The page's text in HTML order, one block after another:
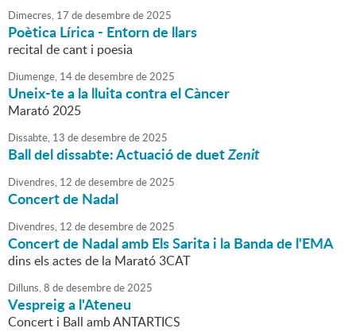
Dimecres, 17 dedesembrede2025
Poètica Lírica - Entorn de llars
recital de cant i poesia
Diumenge, 14dedesembrede2025
Uneix-te a la lluita contra el Càncer
Marató 2025
Dissabte, 13 dedesembrede2025
Ball del dissabte: Actuació de duetZenit
Divendres, 12 dedesembrede2025
Concert de Nadal
Divendres, 12 dedesembrede2025
Concert de Nadal amb Els Sarita i la Banda de l'EMA
dins els actes de la Marató 3CAT
Dilluns,8 dedesembrede2025
Vespreig a l'Ateneu
Concert i Ball amb ANTARTICS